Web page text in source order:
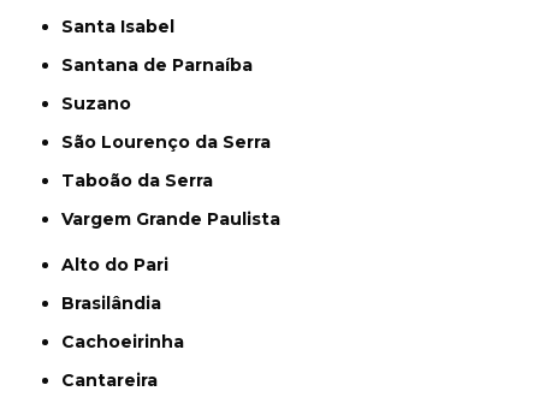
Santa Isabel
Santana de Parnaíba
Suzano
São Lourenço da Serra
Taboão da Serra
Vargem Grande Paulista
Alto do Pari
Brasilândia
Cachoeirinha
Cantareira